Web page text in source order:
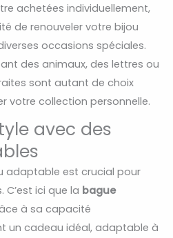
achetées individuellement,
de renouveler votre bijou
occasions spéciales.
des animaux, des lettres ou
sont autant de choix
votre collection personnelle.
avec des
adaptable est crucial pour
ici que la bague
à sa capacité
un cadeau idéal, adaptable à